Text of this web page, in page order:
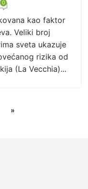
0
kao faktor
Veliki broj
sveta ukazuje
rizika od
(La Vecchia)...
»